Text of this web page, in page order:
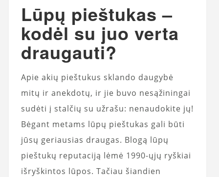
Lūpų pieštukas –
kodėl su juo verta
draugauti?
Apie akių pieštukus sklando daugybė
mitų ir anekdotų, ir jie buvo nesąžiningai
sudėti į stalčių su užrašu: nenaudokite jų!
Bėgant metams lūpų pieštukas gali būti
jūsų geriausias draugas. Blogą lūpų
pieštukų reputaciją lėmė 1990-ųjų ryškiai
išryškintos lūpos. Tačiau šiandien